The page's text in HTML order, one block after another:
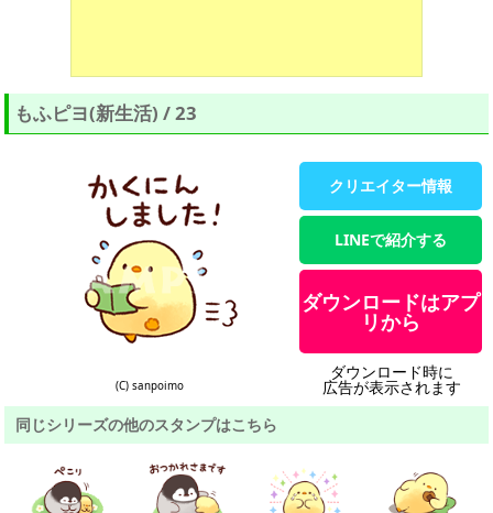
もふピヨ(新生活) / 23
(C) sanpoimo
クリエイター情報
LINEで紹介する
ダウンロードはアプ
リから
ダウンロード時に
広告が表示されます
同じシリーズの他のスタンプはこちら